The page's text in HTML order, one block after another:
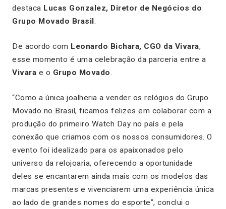
destaca Lucas Gonzalez, Diretor de Negócios do
Grupo Movado Brasil.
De acordo com Leonardo Bichara, CGO da Vivara,
esse momento é uma celebração da parceria entre a
Vivara e o Grupo Movado.
“Como a única joalheria a vender os relógios do Grupo
Movado no Brasil, ficamos felizes em colaborar com a
produção do primeiro Watch Day no país e pela
conexão que criamos com os nossos consumidores. O
evento foi idealizado para os apaixonados pelo
universo da relojoaria, oferecendo a oportunidade
deles se encantarem ainda mais com os modelos das
marcas presentes e vivenciarem uma experiência única
ao lado de grandes nomes do esporte”, conclui o